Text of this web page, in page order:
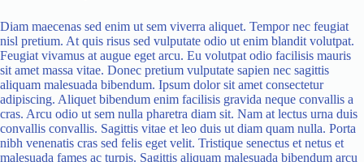
Diam maecenas sed enim ut sem viverra aliquet. Tempor nec feugiat
nisl pretium. At quis risus sed vulputate odio ut enim blandit volutpat.
Feugiat vivamus at augue eget arcu. Eu volutpat odio facilisis mauris
sit amet massa vitae. Donec pretium vulputate sapien nec sagittis
aliquam malesuada bibendum. Ipsum dolor sit amet consectetur
adipiscing. Aliquet bibendum enim facilisis gravida neque convallis a
cras. Arcu odio ut sem nulla pharetra diam sit. Nam at lectus urna duis
convallis convallis. Sagittis vitae et leo duis ut diam quam nulla. Porta
nibh venenatis cras sed felis eget velit. Tristique senectus et netus et
malesuada fames ac turpis. Sagittis aliquam malesuada bibendum arcu